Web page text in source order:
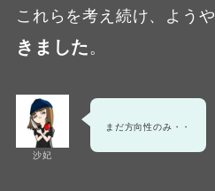
これらを考え続け、ようや
きました 。
沙妃
まだ方向性のみ・・